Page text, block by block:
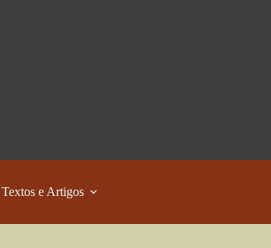
Textos e Artigos